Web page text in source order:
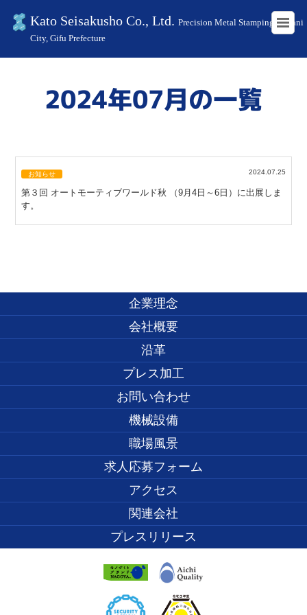
Kato Seisakusho Co., Ltd. Precision Metal Stamping in Kani
City, Gifu Prefecture
HOME
2024年07月の一覧
お知らせ 2024.07.25
第３回 オートモーティブワールド秋 （9月4日～6日）に出展しま
す。
企業理念
会社概要
沿革
プレス加工
お問い合わせ
機械設備
職場風景
求人応募フォーム
アクセス
関連会社
プレスリリース